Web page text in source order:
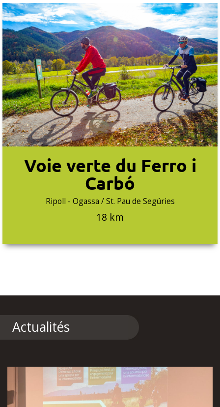
Voie verte du Ferro i
Carbó
Ripoll - Ogassa / St. Pau de Segúries
18 km
Actualités